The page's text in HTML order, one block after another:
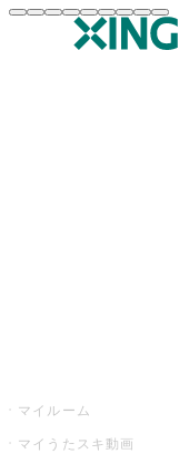
マイルーム
マイうたスキ動画